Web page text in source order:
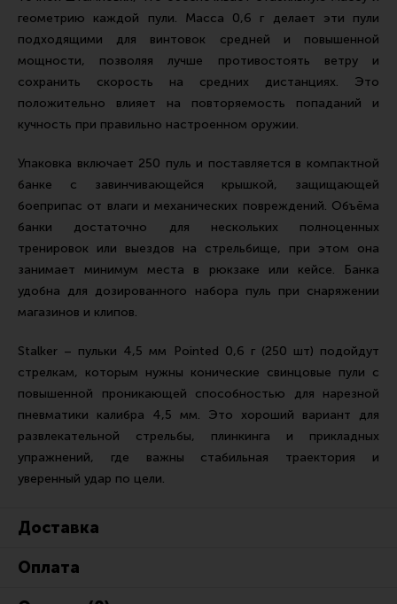
Тактическая медицина
Чехлы, рюкзаки, сумки
Фонари
Чистка, уход за оружием и релоадинг
Оружейная химия
Инструменты и другие аксессуары
Ершики, вишеры, переходники
Релоадинг
Линия Огня Медиа
Все разделы
Новости
Мероприятия
геометрию каждой пули. Масса 0,6 г делает эти пули
подходящими для винтовок средней и повышенной
мощности, позволяя лучше противостоять ветру и
сохранить скорость на средних дистанциях. Это
положительно влияет на повторяемость попаданий и
кучность при правильно настроенном оружии.
Упаковка включает 250 пуль и поставляется в компактной
банке с завинчивающейся крышкой, защищающей
боеприпас от влаги и механических повреждений. Объёма
банки достаточно для нескольких полноценных
тренировок или выездов на стрельбище, при этом она
занимает минимум места в рюкзаке или кейсе. Банка
удобна для дозированного набора пуль при снаряжении
магазинов и клипов.
Stalker – пульки 4,5 мм Pointed 0,6 г (250 шт) подойдут
стрелкам, которым нужны конические свинцовые пули с
повышенной проникающей способностью для нарезной
пневматики калибра 4,5 мм. Это хороший вариант для
развлекательной стрельбы, плинкинга и прикладных
упражнений, где важны стабильная траектория и
уверенный удар по цели.
Доставка
Оплата